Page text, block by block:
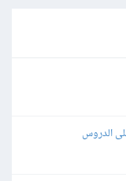
الدروس